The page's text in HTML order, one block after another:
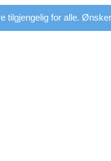
tilgjengelig for alle.